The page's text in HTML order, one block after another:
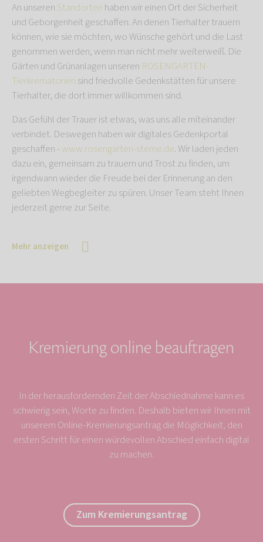
An unseren Standorten haben wir einen Ort der Sicherheit
und Geborgenheit geschaffen. An denen Tierhalter trauern
können, wie sie möchten, wo Wünsche gehört und die Last
genommen werden, wenn man nicht mehr weiterweiß. Die
Gärten und Grünanlagen unseren ROSENGARTEN-
Tierkrematorien sind friedvolle Gedenkstätten für unsere
Tierhalter, die dort immer willkommen sind.
Das Gefühl der Trauer ist etwas, was uns alle miteinander
verbindet. Deswegen haben wir digitales Gedenkportal
geschaffen -www.rosengarten-sterne.de. Wir laden jeden
dazu ein, gemeinsam zu trauern und Trost zu finden, um
irgendwann wieder die Freude bei der Erinnerung an den
geliebten Wegbegleiter zu spüren. Unser Team steht Ihnen
jederzeit gerne zur Seite.
Mehr anzeigen
Kremierung online beauftragen
In der herausfordernden Zeit der Abschiednahme kann es
schwierig sein, Worte zu finden. Deshalb bieten wir Ihnen mit
unserem Online-Kremierungsantrag die Möglichkeit, den
ersten Schritt für einen würdevollen Abschied einfach digital
zu machen.
Zum Kremierungsantrag